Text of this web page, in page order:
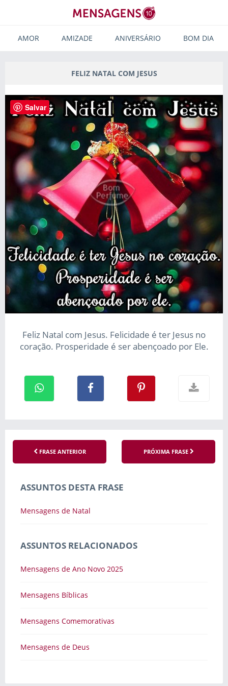
AMOR AMIZADE ANIVERSÁRIO BOM DIA
FELIZ NATAL COM JESUS
Feliz Natal com Jesus. Felicidade é ter Jesus no
coração. Prosperidade é ser abençoado por Ele.
FRASE ANTERIOR PRÓXIMA FRASE
ASSUNTOS DESTA FRASE
Mensagens de Natal
ASSUNTOS RELACIONADOS
Mensagens de Ano Novo 2025
Mensagens Bíblicas
Mensagens Comemorativas
Mensagens de Deus
Salvar